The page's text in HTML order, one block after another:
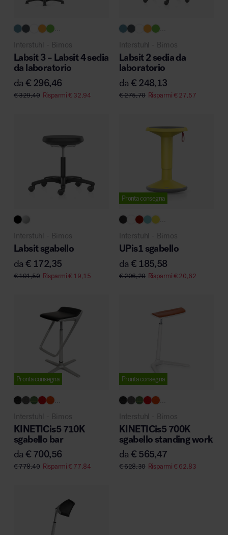
...
Interstuhl - Bimos
Labsit 3 – Labsit 4 sedia
da laboratorio
da€ 296,46
€329,40 Risparmi€32,94
Interstuhl - Bimos
Labsit 2 sedia da
laboratorio
da€ 248,13
€275,70 Risparmi€27,57
Interstuhl - Bimos
Labsit sgabello
da€ 172,35
€191,50 Risparmi€19,15
Pronta consegna
Interstuhl - Bimos
UPis1 sgabello
da€ 185,58
€206,20 Risparmi€20,62
Pronta consegna
...
Interstuhl - Bimos
KINETICis5 710K
sgabello bar
da€ 700,56
€778,40 Risparmi€77,84
Pronta consegna
Interstuhl - Bimos
KINETICis5 700K
sgabello standing work
da€ 565,47
€628,30 Risparmi€62,83